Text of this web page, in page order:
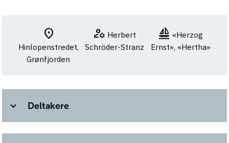
location_on
Hinlopenstredet,
Grønfjorden
manage_accounts Herbert
Schröder-Stranz
sailing «Herzog
Ernst», «Hertha»
Deltakere